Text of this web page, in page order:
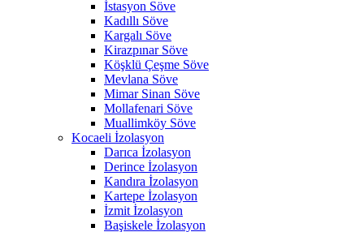
İstasyon Söve
Kadıllı Söve
Kargalı Söve
Kirazpınar Söve
Köşklü Çeşme Söve
Mevlana Söve
Mimar Sinan Söve
Mollafenari Söve
Muallimköy Söve
Kocaeli İzolasyon
Darıca İzolasyon
Derince İzolasyon
Kandıra İzolasyon
Kartepe İzolasyon
İzmit İzolasyon
Başiskele İzolasyon